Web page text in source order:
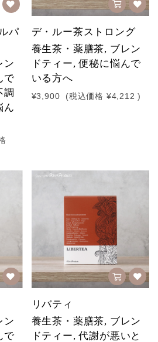
パ
ン
で
調
ん
デ・ルー茶ストロング
養生茶・薬膳茶, ブレン
ドティー, 便秘に悩んで
いる方へ
¥3,900 (税込価格 ¥4,212 )
ン
で
リバティ
養生茶・薬膳茶, ブレン
ドティー, 代謝が悪いと